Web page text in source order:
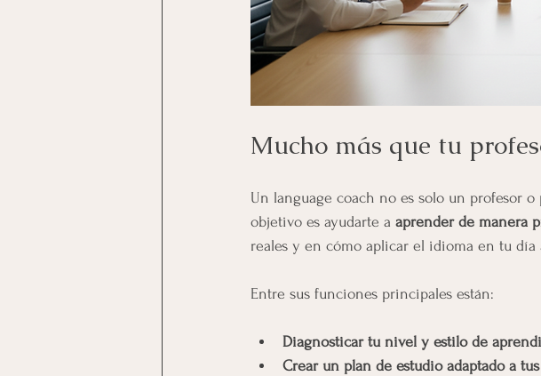
Mucho más que tu
Un language coach no es solo un profesor
objetivo es ayudarte a aprender de manera
reales y en cómo aplicar el idioma en tu día
Entre sus funciones principales están:
Diagnosticar tu nivel y estilo de
Crear un plan de estudio adaptado a